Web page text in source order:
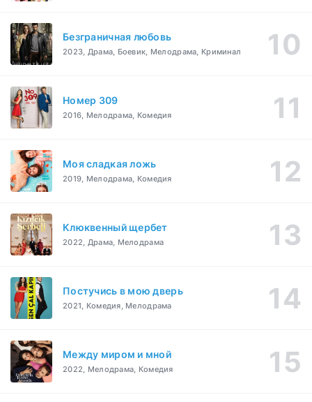
Безграничная любовь
2023, Драма, Боевик, Мелодрама, Криминал
Номер 309
2016, Мелодрама, Комедия
Моя сладкая ложь
2019, Мелодрама, Комедия
Клюквенный щербет
2022, Драма, Мелодрама
Постучись в мою дверь
2021, Комедия, Мелодрама
Между миром и мной
2022, Мелодрама, Комедия